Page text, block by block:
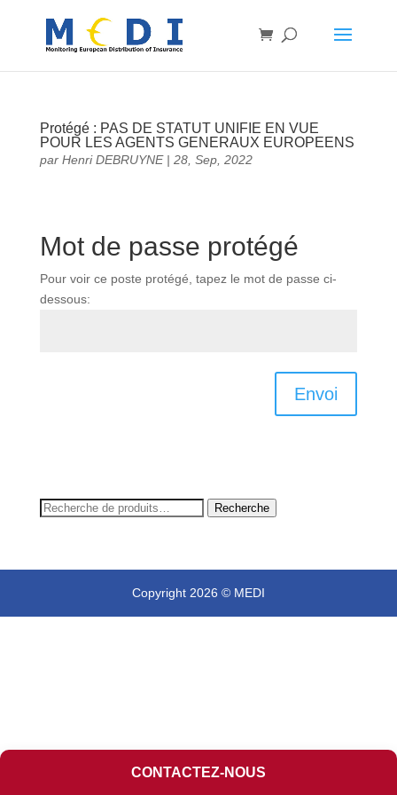
Protégé : PAS DE STATUT UNIFIE EN VUE
POUR LES AGENTS GENERAUX EUROPEENS
par Henri DEBRUYNE| 28, Sep, 2022
Mot de passe protégé
Pour voir ce poste protégé, tapez le mot de passe ci-
dessous:
Envoi
Recherche
Recherche
Copyright 2026 © MEDI
CONTACTEZ-NOUS